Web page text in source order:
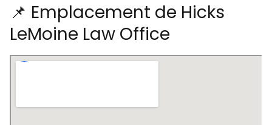
📌 Emplacement de Hicks
LeMoine Law Office